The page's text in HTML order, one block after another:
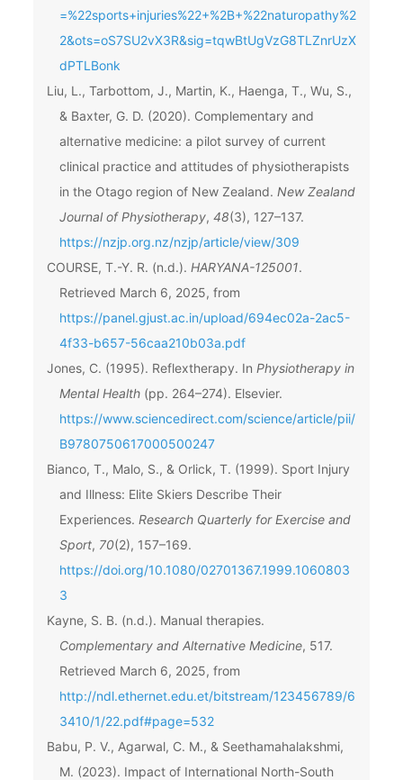
=%22sports+injuries%22+%2B+%22naturopathy%2
2&ots=oS7SU2vX3R&sig=tqwBtUgVzG8TLZnrUzX
dPTLBonk
Liu, L., Tarbottom, J., Martin, K., Haenga, T., Wu, S.,
& Baxter, G. D. (2020). Complementary and
alternative medicine: a pilot survey of current
clinical practice and attitudes of physiotherapists
in the Otago region of New Zealand. New Zealand
Journal of Physiotherapy, 48(3), 127–137.
https://nzjp.org.nz/nzjp/article/view/309
COURSE, T.-Y. R. (n.d.). HARYANA-125001.
Retrieved March 6, 2025, from
https://panel.gjust.ac.in/upload/694ec02a-2ac5-
4f33-b657-56caa210b03a.pdf
Jones, C. (1995). Reflextherapy. In Physiotherapy in
Mental Health(pp. 264–274). Elsevier.
https://www.sciencedirect.com/science/article/pii/
B9780750617000500247
Bianco, T., Malo, S., & Orlick, T. (1999). Sport Injury
and Illness: Elite Skiers Describe Their
Experiences. Research Quarterly for Exercise and
Sport, 70(2), 157–169.
https://doi.org/10.1080/02701367.1999.1060803
3
Kayne, S. B. (n.d.). Manual therapies.
Complementary and Alternative Medicine, 517.
Retrieved March 6, 2025, from
http://ndl.ethernet.edu.et/bitstream/123456789/6
3410/1/22.pdf#page=532
Babu, P. V., Agarwal, C. M., & Seethamahalakshmi,
M. (2023). Impact of International North-South